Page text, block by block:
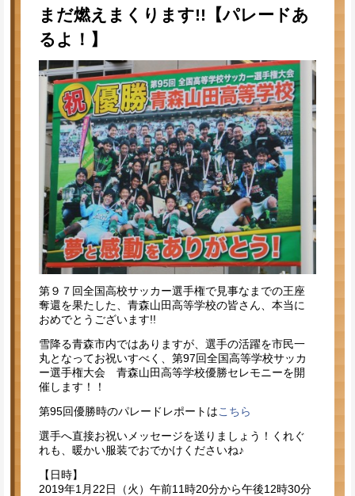
まだ燃えまくります!!【パレードあ
るよ！】
第９７回全国高校サッカー選手権で見事なまでの王座
奪還を果たした、青森山田高等学校の皆さん、本当に
おめでとうございます!!
雪降る青森市内ではありますが、選手の活躍を市民一
丸となってお祝いすべく、第97回全国高等学校サッカ
ー選手権大会 青森山田高等学校優勝セレモニーを開
催します！！
第95回優勝時のパレードレポートはこちら
選手へ直接お祝いメッセージを送りましょう！くれぐ
れも、暖かい服装でおでかけくださいね♪
【日時】
2019年1月22日（火）午前11時20分から午後12時30分